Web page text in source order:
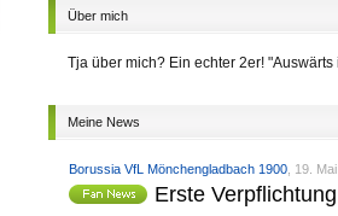
Über mich
Tja über mich? Ein echter 2er!
Meine News
Borussia VfL Mönchengladbach 1900 , 19.
Erste